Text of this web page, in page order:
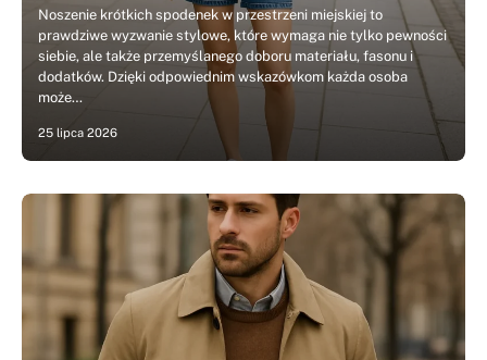
Noszenie krótkich spodenek w przestrzeni miejskiej to
prawdziwe wyzwanie stylowe, które wymaga nie tylko pewności
siebie, ale także przemyślanego doboru materiału, fasonu i
dodatków. Dzięki odpowiednim wskazówkom każda osoba
może…
25 lipca 2026